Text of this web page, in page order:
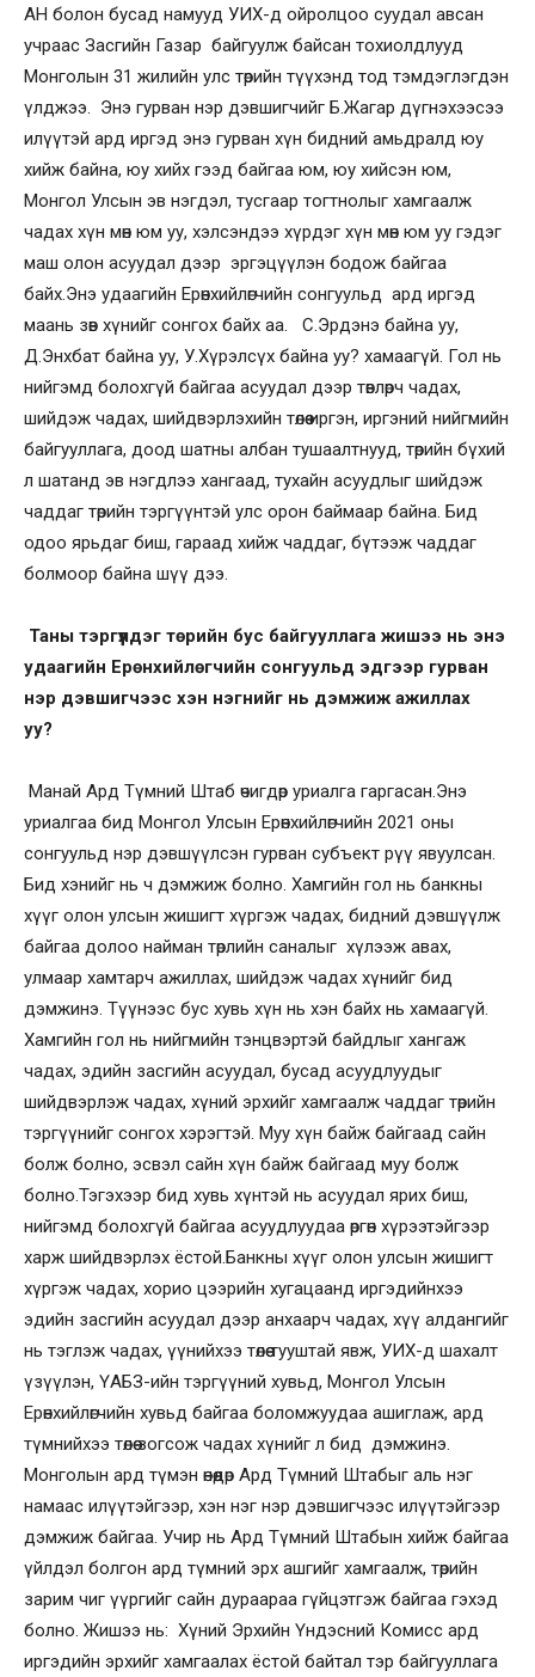
АН болон бусад намууд УИХ-д ойролцоо суудал авсан
учраас Засгийн Газар байгуулж байсан тохиолдлууд
Монголын 31 жилийн улс төрийн түүхэнд тод тэмдэглэгдэн
үлджээ. Энэ гурван нэр дэвшигчийг Б.Жагар дүгнэхээсээ
илүүтэй ард иргэд энэ гурван хүн бидний амьдралд юу
хийж байна, юу хийх гээд байгаа юм, юу хийсэн юм,
Монгол Улсын эв нэгдэл, тусгаар тогтнолыг хамгаалж
чадах хүн мөн юм уу, хэлсэндээ хүрдэг хүн мөн юм уу гэдэг
маш олон асуудал дээр эргэцүүлэн бодож байгаа
байх.Энэ удаагийн Ерөнхийлөгчийн сонгуульд ард иргэд
маань зөв хүнийг сонгох байх аа. С.Эрдэнэ байна уу,
Д.Энхбат байна уу, У.Хүрэлсүх байна уу? хамаагүй. Гол нь
нийгэмд болохгүй байгаа асуудал дээр төвлөрч чадах,
шийдэж чадах, шийдвэрлэхийн төлөө иргэн, иргэний нийгмийн
байгууллага, доод шатны албан тушаалтнууд, төрийн бүхий
л шатанд эв нэгдлээ хангаад, тухайн асуудлыг шийдэж
чаддаг төрийн тэргүүнтэй улс орон баймаар байна. Бид
одоо ярьдаг биш, гараад хийж чаддаг, бүтээж чаддаг
болмоор байна шүү дээ.
Таны тэргүүлдэг төрийн бус байгууллага жишээ нь энэ
удаагийн Ерөнхийлөгчийн сонгуульд эдгээр гурван
нэр дэвшигчээс хэн нэгнийг нь дэмжиж ажиллах
уу?
Манай Ард Түмний Штаб өчигдөр уриалга гаргасан.Энэ
уриалгаа бид Монгол Улсын Ерөнхийлөгчийн 2021 оны
сонгуульд нэр дэвшүүлсэн гурван субъект рүү явуулсан.
Бид хэнийг нь ч дэмжиж болно. Хамгийн гол нь банкны
хүүг олон улсын жишигт хүргэж чадах, бидний дэвшүүлж
байгаа долоо найман төрлийн саналыг хүлээж авах,
улмаар хамтарч ажиллах, шийдэж чадах хүнийг бид
дэмжинэ. Түүнээс бус хувь хүн нь хэн байх нь хамаагүй.
Хамгийн гол нь нийгмийн тэнцвэртэй байдлыг хангаж
чадах, эдийн засгийн асуудал, бусад асуудлуудыг
шийдвэрлэж чадах, хүний эрхийг хамгаалж чаддаг төрийн
тэргүүнийг сонгох хэрэгтэй. Муу хүн байж байгаад сайн
болж болно, эсвэл сайн хүн байж байгаад муу болж
болно.Тэгэхээр бид хувь хүнтэй нь асуудал ярих биш,
нийгэмд болохгүй байгаа асуудлуудаа өргөн хүрээтэйгээр
харж шийдвэрлэх ёстой.Банкны хүүг олон улсын жишигт
хүргэж чадах, хорио цээрийн хугацаанд иргэдийнхээ
эдийн засгийн асуудал дээр анхаарч чадах, хүү алдангийг
нь тэглэж чадах, үүнийхээ төлөө тууштай явж, УИХ-д шахалт
үзүүлэн, ҮАБЗ-ийн тэргүүний хувьд, Монгол Улсын
Ерөнхийлөгчийн хувьд байгаа боломжуудаа ашиглаж, ард
түмнийхээ төлөө зогсож чадах хүнийг л бид дэмжинэ.
Монголын ард түмэн өнөөдөр Ард Түмний Штабыг аль нэг
намаас илүүтэйгээр, хэн нэг нэр дэвшигчээс илүүтэйгээр
дэмжиж байгаа. Учир нь Ард Түмний Штабын хийж байгаа
үйлдэл болгон ард түмний эрх ашгийг хамгаалж, төрийн
зарим чиг үүргийг сайн дураараа гүйцэтгэж байгаа гэхэд
болно. Жишээ нь: Хүний Эрхийн Үндэсний Комисс ард
иргэдийн эрхийг хамгаалах ёстой байтал тэр байгууллага